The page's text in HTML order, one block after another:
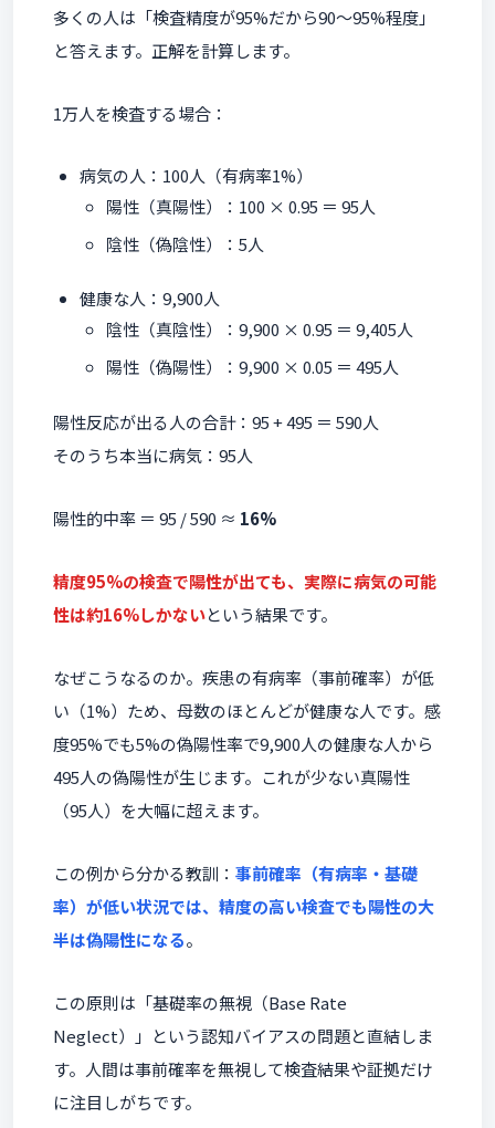
多くの人は「検査精度が95%だから90〜95%程度」
と答えます。正解を計算します。
1万人を検査する場合：
病気の人：100人（有病率1%）
陽性（真陽性）：100 × 0.95 ＝ 95人
陰性（偽陰性）：5人
健康な人：9,900人
陰性（真陰性）：9,900 × 0.95 ＝ 9,405人
陽性（偽陽性）：9,900 × 0.05 ＝ 495人
陽性反応が出る人の合計：95 + 495 ＝ 590人
そのうち本当に病気：95人
陽性的中率 ＝ 95 / 590 ≈ 16%
精度95%の検査で陽性が出ても、実際に病気の可能
性は約16%しかないという結果です。
なぜこうなるのか。疾患の有病率（事前確率）が低
い（1%）ため、母数のほとんどが健康な人です。感
度95%でも5%の偽陽性率で9,900人の健康な人から
495人の偽陽性が生じます。これが少ない真陽性
（95人）を大幅に超えます。
この例から分かる教訓： 事前確率（有病率・基礎
率）が低い状況では、精度の高い検査でも陽性の大
半は偽陽性になる。
この原則は「基礎率の無視（Base Rate
Neglect）」という認知バイアスの問題と直結しま
す。人間は事前確率を無視して検査結果や証拠だけ
に注目しがちです。